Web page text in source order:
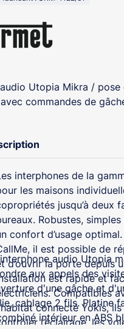
Utopia Mikra / pose
commandes de
interphones de la
les maisons
jusqu’à deux
Robustes,
confort d’usage
il est possible de
d’ouvrir la porte depuis
est rapide et
Compatibles
connecté Yokis,
l’éclairage, les
audio Utopia mains libres pour
aux appels des
d'une gâche et
cablage 2 fils. Platine
intérieur en ABS